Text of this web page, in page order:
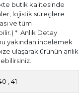
butik kalitesinde
lojistik süreçlere
ve tüm
* ⁠ Anlık Detay
yakından incelemek
ulaşarak ürünün anlık
41